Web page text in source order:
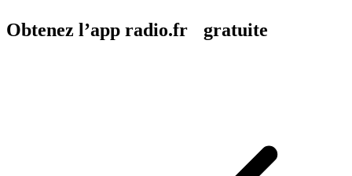
Obtenez l’app radio.fr gratuite